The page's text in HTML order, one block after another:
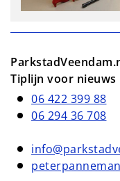
Tiplijn voor nieuws
06 422 399 88
06 294 36 708